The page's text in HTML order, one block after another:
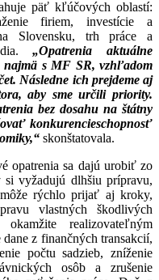
päť kľúčových oblastí:
firiem, investície a
Slovensku, trh práce a
„Opatrenia aktuálne
najmä s MF SR, vzhľadom
Následne ich prejdeme aj
aby sme určili priority.
bez dosahu na štátny
konkurencieschopnosť
skonštatovala.
opatrenia sa dajú urobiť zo
vyžadujú dlhšiu prípravu,
rýchlo prijať aj kroky,
vlastných škodlivých
realizovateľným
z finančných transakcií,
počtu sadzieb, zníženie
osôb a zrušenie